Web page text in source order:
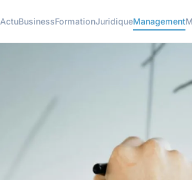
ActuBusinessFormationJuridiqueManagement